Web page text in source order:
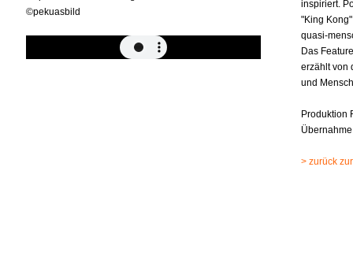
©pekuasbild
inspiriert.
"King
quasi-
Das
erzählt von
und
Produktion
> zurück